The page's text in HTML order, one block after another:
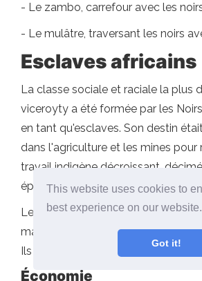
This website uses cookies to
best experience on our website.
Got it!
- Le zambo, carrefour avec les
- Le mulâtre, traversant les noirs
Esclaves africains
La classe sociale et raciale la plus
viceroyty a été formée par les
en tant qu'esclaves. Son destin
dans l'agriculture et les mines pour
travail indigène décroissant,
épidémies et les abus.
Les esclaves africains étaient
marchandises et pouvaient être
Ils ne se sont mélangés qu'aux
Économie